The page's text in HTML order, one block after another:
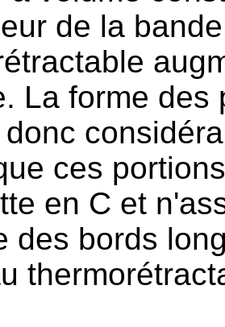
de la
La forme
ces
en C et
des bords